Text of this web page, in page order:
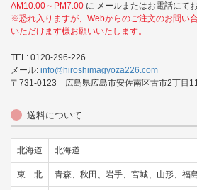
AM10:00～PM7:00 に メールまたはお電話にて
※恐れ入りますが、Webからのご注文のお問い
いただけます様お願いいたします。
TEL: 0120-296-226
メール: info@hiroshimagyoza226.com
〒731-0123 広島県広島市安佐南区古市2丁目
送料について
北海道 北海道
東 北 青森、秋田、岩手、宮城、山形、福